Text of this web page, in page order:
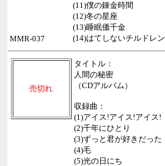
(11)僕の錬金時間
(12)冬の星座
(13)睡眠価千金
(14)はてしないチルドレン
MMR-037
売切れ
タイトル：
人間の秘密
（CDアルバム）
収録曲：
(1)アイス!アイス!アイス!
(2)千年にひとり
(3)ずっと君が好きだった
(4)毛
(5)光の日にち